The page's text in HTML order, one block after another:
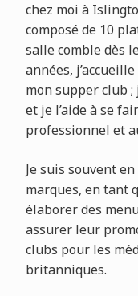
chez moi à
composé de 10
salle comble dès
années,
mon supper club
et je l’aide à se
professionnel et
Je suis souvent
marques, en tant
élaborer des
assurer leur
clubs pour les
britanniques.